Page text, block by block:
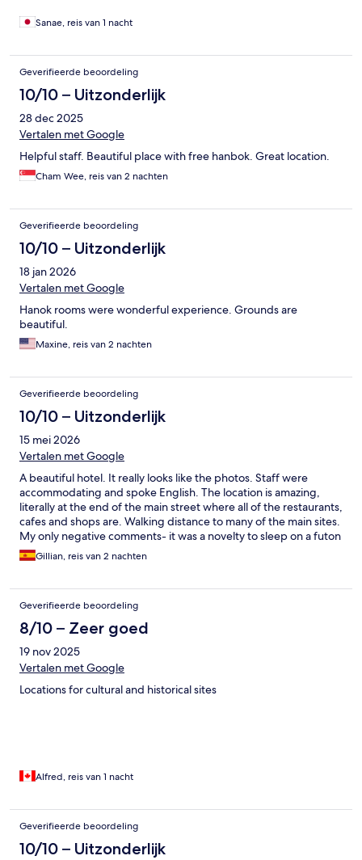
Sanae, reis van 1 nacht
Geverifieerde beoordeling
10/10 – Uitzonderlijk
28 dec 2025
Vertalen met Google
Helpful staff. Beautiful place with free hanbok. Great location.
Cham Wee, reis van 2 nachten
Geverifieerde beoordeling
10/10 – Uitzonderlijk
18 jan 2026
Vertalen met Google
Hanok rooms were wonderful experience. Grounds are
beautiful.
Maxine, reis van 2 nachten
Geverifieerde beoordeling
10/10 – Uitzonderlijk
15 mei 2026
Vertalen met Google
A beautiful hotel. It really looks like the photos. Staff were
accommodating and spoke English. The location is amazing,
literally at the end of the main street where all of the restaurants,
cafes and shops are. Walking distance to many of the main sites.
My only negative comments- it was a novelty to sleep on a futon
on the floor, but they are quite thin, and you don't get pillows.
The bathroom is a wet room and everything gets wet when you
loved our stay
Gillian, reis van 2 nachten
Geverifieerde beoordeling
8/10 – Zeer goed
19 nov 2025
Vertalen met Google
Locations for cultural and historical sites
Alfred, reis van 1 nacht
Geverifieerde beoordeling
10/10 – Uitzonderlijk